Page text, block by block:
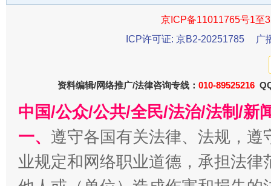
让核能赋能千行百业
京ICP备11011765号1至
ICP许可证: 京B2-20251785
广
资料编辑/网络推广/法律咨询专线： 010-89525216
中国/公众/公共/全民/法治/法制/新
一、 遵守各国有关法律、法规，
业规定和网络职业道德，承担法